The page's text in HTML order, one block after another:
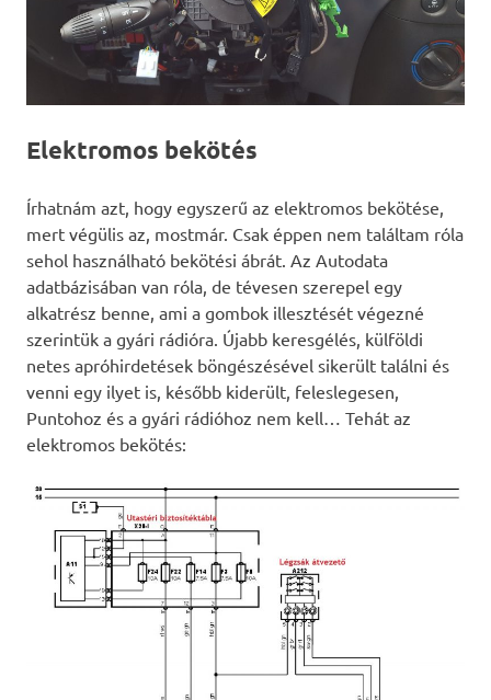
Elektromos bekötés
Írhatnám azt, hogy egyszerű az elektromos bekötése,
mert végülis az, mostmár. Csak éppen nem találtam róla
sehol használható bekötési ábrát. Az Autodata
adatbázisában van róla, de tévesen szerepel egy
alkatrész benne, ami a gombok illesztését végezné
szerintük a gyári rádióra. Újabb keresgélés, külföldi
netes apróhirdetések böngészésével sikerült találni és
venni egy ilyet is, később kiderült, feleslegesen,
Puntohoz és a gyári rádióhoz nem kell… Tehát az
elektromos bekötés: